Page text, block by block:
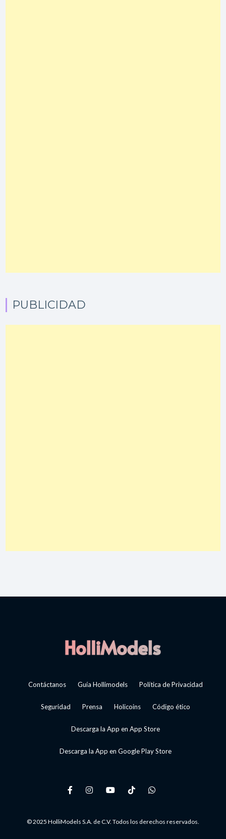
PUBLICIDAD
Contáctanos Guía Hollimodels Política de Privacidad
Seguridad Prensa Holicoins Código ético
Descarga la App en App Store
Descarga la App en Google Play Store
© 2025 HolliModels S.A. de C.V. Todos los derechos reservados.